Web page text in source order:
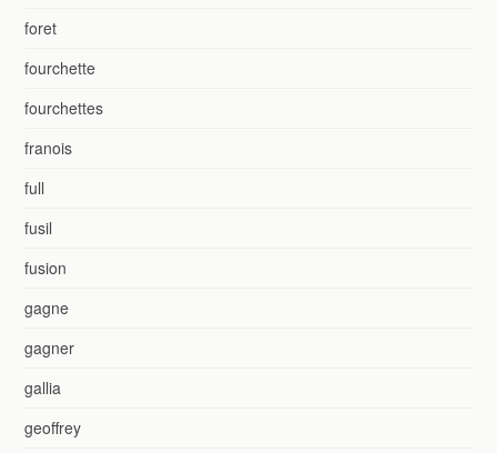
foret
fourchette
fourchettes
franois
full
fusil
fusion
gagne
gagner
gallia
geoffrey